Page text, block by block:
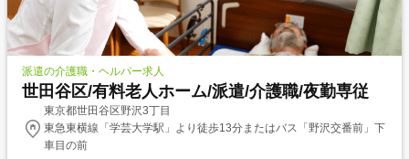
派遣の介護職・ヘルパー求人
世田谷区/有料老人ホーム/派遣/介護職/夜勤専従
東京都世田谷区野沢3丁目
東急東横線「学芸大学駅」より徒歩13分またはバス「野沢交番前」下
車目の前